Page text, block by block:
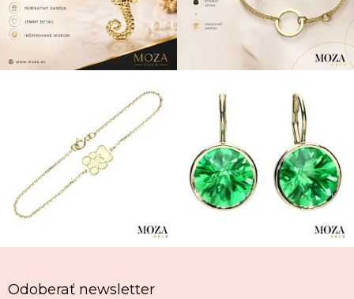
Odoberať newsletter